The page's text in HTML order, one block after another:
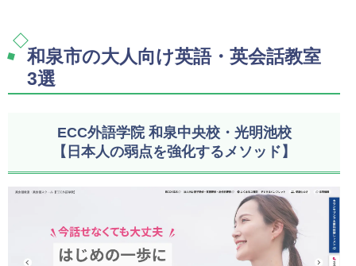
和泉市の大人向け英語・英会話教室
3選
ECC外語学院 和泉中央校・光明池校
【日本人の弱点を強化するメソッド】